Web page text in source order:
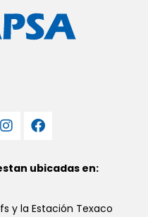
ubicadas en:
y la Estación Texaco